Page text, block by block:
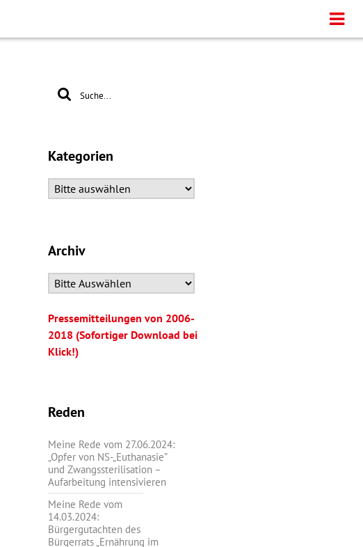
Kategorien
Archiv
Pressemitteilungen von 2006-
2018 (Sofortiger Download bei
Klick!)
Reden
Meine Rede vom 27.06.2024:
„Opfer von NS-„Euthanasie”
und Zwangssterilisation –
Aufarbeitung intensivieren
Meine Rede vom
14.03.2024:
Bürgergutachten des
Bürgerrats „Ernährung im